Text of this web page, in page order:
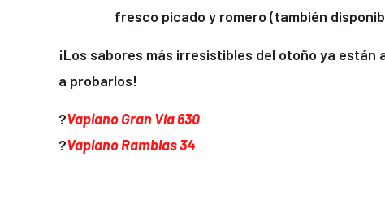
fresco picado y romero (también
¡Los sabores más irresistibles del otoño ya están
a probarlos!
?Vapiano Gran Vía 630
?Vapiano Ramblas 34